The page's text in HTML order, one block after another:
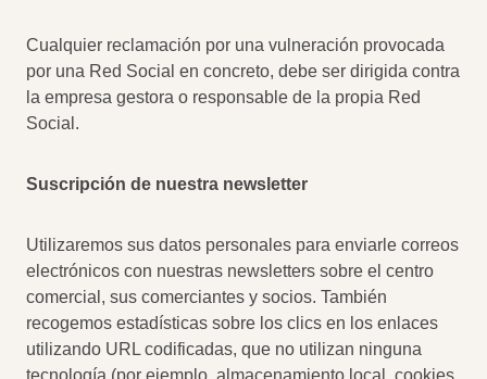
Cualquier reclamación por una vulneración provocada
por una Red Social en concreto, debe ser dirigida contra
la empresa gestora o responsable de la propia Red
Social.
Suscripción de nuestra newsletter
Utilizaremos sus datos personales para enviarle correos
electrónicos con nuestras newsletters sobre el centro
comercial, sus comerciantes y socios. También
recogemos estadísticas sobre los clics en los enlaces
utilizando URL codificadas, que no utilizan ninguna